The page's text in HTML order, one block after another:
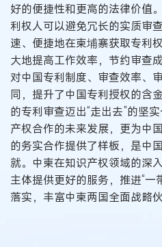
好的便捷性和更高的法律价值
利权人可以避免冗长的实质审
速、便捷地在柬埔寨获取专利
大地提高工作效率，节约审查
对中国专利制度、审查效率、
同，提升了中国专利授权的含
的专利审查迈出“走出去”的坚
产权合作的未来发展，更为中
的务实合作提供了样板，是中
就。中柬在知识产权领域的深
主体提供更好的服务，推进“一
落实，丰富中柬两国全面战略